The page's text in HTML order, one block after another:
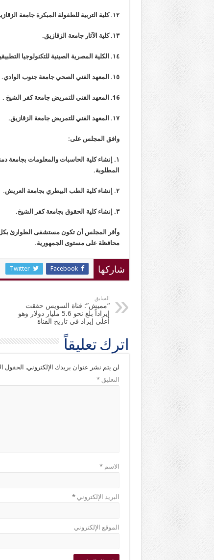
١٢. كلية التربية للطفولة المبكرة جامعة الزقازيق.
١٣. كلية الآثار جامعة الزقازيق.
١٤. الكلية المصرية الصينية للتكنولوجيا التطبيقية جامعة قناة السويس.
١٥. المعهد الفني الصحي جامعة جنوب الوادي.
16. المعهد الفني للتمريض جامعة كفر الشيخ .
١٧. المعهد الفني للتمريض جامعة الزقازيق.
وافق المجلس على:
١. إنشاء كلية الحاسبات والمعلومات بجامعة
المطلوبة.
٢. إنشاء كلية الطب البيطري بجامعة العريش.
٣. إنشاء كلية الحقوق بجامعة كفر الشيخ.
وأقر المجلس أن تكون مستشفى الطوارئ
محافظة على مستوى الجمهورية.
شاركها Facebook
Twitter
السابق
“مميش”: قناة السويس حققت
إيراداً بلغ نحو 5.6 مليار دولار وهو
أعلى إيراد في تاريخ القناة
اترك تعليقاً
لن يتم نشر عنوان بريدك الإلكتروني. الحقول
التعليق*
الاسم*
البريد الإلكتروني*
الموقع الإلكتروني